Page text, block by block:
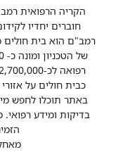
הקריה הרפואית
חוברים יחדיו
רמב"ם הוא בית
כבית חולים על אזורי עבור 12 בתי חולים בצפון
באתר תוכלו לחפש
בדיקות ומידע